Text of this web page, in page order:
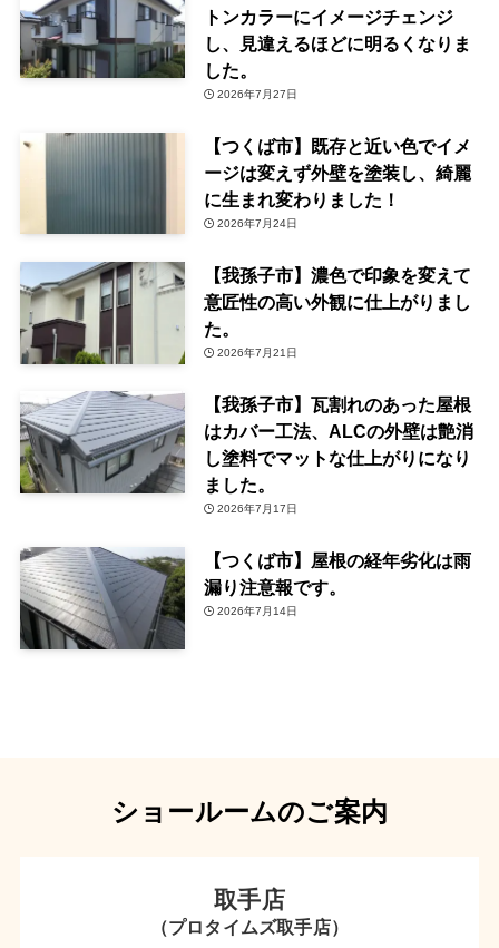
トンカラーにイメージチェンジ
し、見違えるほどに明るくなりま
した。
2026年7月27日
【つくば市】既存と近い色でイメ
ージは変えず外壁を塗装し、綺麗
に生まれ変わりました！
2026年7月24日
【我孫子市】濃色で印象を変えて
意匠性の高い外観に仕上がりまし
た。
2026年7月21日
【我孫子市】瓦割れのあった屋根
はカバー工法、ALCの外壁は艶消
し塗料でマットな仕上がりになり
ました。
2026年7月17日
【つくば市】屋根の経年劣化は雨
漏り注意報です。
2026年7月14日
ショールームのご案内
取手店
（プロタイムズ取手店）